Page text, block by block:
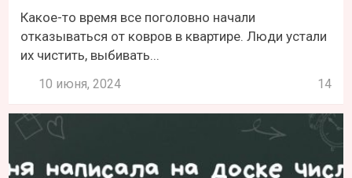
Какое-то время все поголовно начали
отказываться от ковров в квартире. Люди устали
их чистить, выбивать...
10 июня, 2024 14